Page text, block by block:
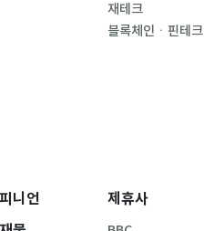
재테크
블록체인ㆍ핀테크
니언
제휴사